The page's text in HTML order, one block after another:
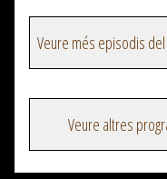
Veure altres